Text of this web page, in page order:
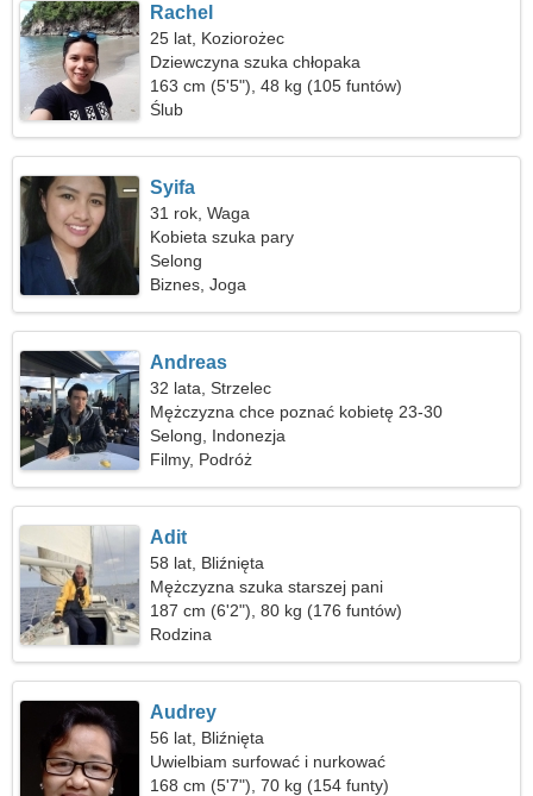
Rachel
25 lat, Koziorożec
Dziewczyna szuka chłopaka
163 cm (5'5"), 48 kg (105 funtów)
Ślub
Syifa
31 rok, Waga
Kobieta szuka pary
Selong
Biznes, Joga
Andreas
32 lata, Strzelec
Mężczyzna chce poznać kobietę 23-30
Selong, Indonezja
Filmy, Podróż
Adit
58 lat, Bliźnięta
Mężczyzna szuka starszej pani
187 cm (6'2"), 80 kg (176 funtów)
Rodzina
Audrey
56 lat, Bliźnięta
Uwielbiam surfować i nurkować
168 cm (5'7"), 70 kg (154 funty)